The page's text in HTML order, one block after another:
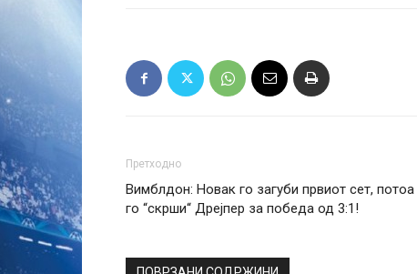
Претходно
Вимблдон: Новак го загуби првиот сет, потоа
го “скрши“ Дрејпер за победа од 3:1!